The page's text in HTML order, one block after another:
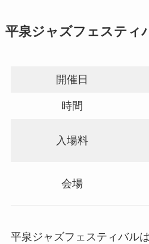
平泉ジャズフェスティ
開催日
時間
入場料
会場
平泉ジャズフェスティバルは